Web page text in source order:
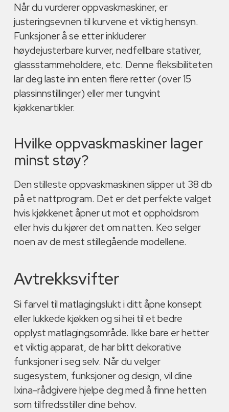
Når du vurderer oppvaskmaskiner, er
justeringsevnen til kurvene et viktig hensyn.
Funksjoner å se etter inkluderer
høydejusterbare kurver, nedfellbare stativer,
glassstammeholdere, etc. Denne fleksibiliteten
lar deg laste inn enten flere retter (over 15
plassinnstillinger) eller mer tungvint
kjøkkenartikler.
Hvilke oppvaskmaskiner lager
minst støy?
Den stilleste oppvaskmaskinen slipper ut 38 db
på et nattprogram. Det er det perfekte valget
hvis kjøkkenet åpner ut mot et oppholdsrom
eller hvis du kjører det om natten. Keo selger
noen av de mest stillegående modellene.
Avtrekksvifter
Si farvel til matlagingslukt i ditt åpne konsept
eller lukkede kjøkken og si hei til et bedre
opplyst matlagingsområde. Ikke bare er hetter
et viktig apparat, de har blitt dekorative
funksjoner i seg selv. Når du velger
sugesystem, funksjoner og design, vil dine
Ixina-rådgivere hjelpe deg med å finne hetten
som tilfredsstiller dine behov.